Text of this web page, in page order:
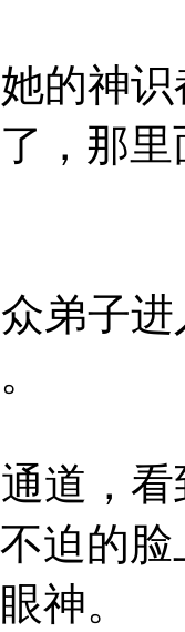
的神识
，那
弟子进
道，看
迫的
神。